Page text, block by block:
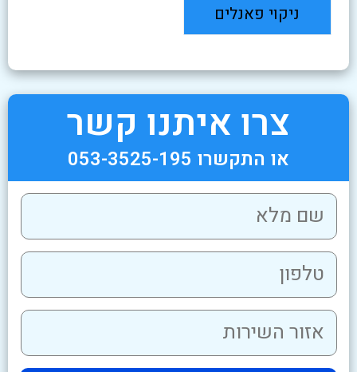
ניקוי פאנלים
צרו איתנו קשר
או התקשרו 053-3525-195